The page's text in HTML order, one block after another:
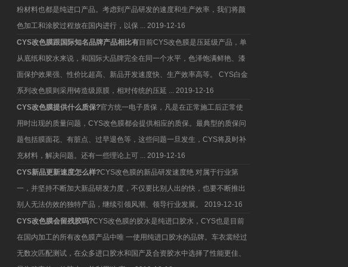
粉材料也都是纯进口产品。考虑到产品研发的速度和生产效率，我们将颜
色加工和涂胶过程放在国内进行，以保 ... 2019-12-16
CYS改色膜跟国际知名品牌产品相比有目前CYS改色膜是压延级产品，单
从底纸和胶水来说，和国际大品牌完全在同一个水平，色泽饱满鲜艳、漆
面保护效果强、性价比超高、新品开发速度快、生产效率高等。 CYS白金
系列改色膜则采用铸造级原膜，相对传统的压延 ... 2019-12-16
CYS改色膜提供什么质保?官方统一电子质保，凡是在正常施工后正常使
用时出现的质量问题，CYS改色膜都会提供相应的质保。最典型的质保问
题包括膜面花、有脏点、过早退色等，这些问题一旦发生，CYS将及时补
充材料，解决问题。还有一些理论上可 ... 2019-12-16
CYS新品更新速度怎么样?CYS改色膜的新品研发速度绝 对属于行业第
一，并坚持不断加大新品研发力度，不仅要比别人出的快，也要不断推出
别人无法仿效的独特产品，继续引领风潮、领导行业发展。
2019-12-16
CYS改色膜会留残胶吗?CYS改色膜的胶水是纯进口胶水，CYS也是目前
在国内加工的所有改色膜产品中唯 一使用纯进口胶水的品牌。车衣裳经过
无数次匹配测试，在众多进口胶水和国产及合资胶水中选择了性能更佳、